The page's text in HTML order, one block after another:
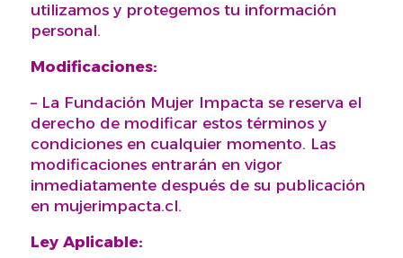
utilizamos y protegemos tu información
personal.
Modificaciones:
– La Fundación Mujer Impacta se reserva el
derecho de modificar estos términos y
condiciones en cualquier momento. Las
modificaciones entrarán en vigor
inmediatamente después de su publicación
en mujerimpacta.cl.
Ley Aplicable: